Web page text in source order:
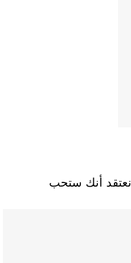
نعتقد أنك ستحب